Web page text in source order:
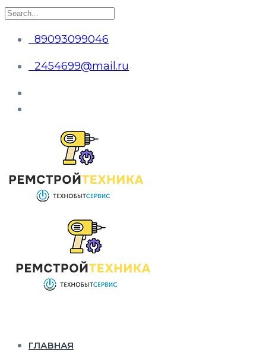
89093099046
2454699@mail.ru
ГЛАВНАЯ